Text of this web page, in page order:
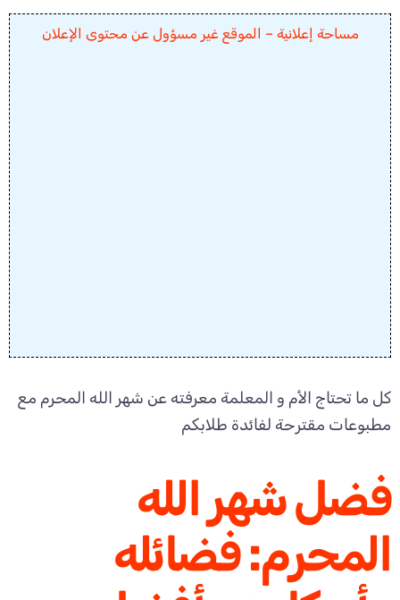
مساحة إعلانية – الموقع غير مسؤول عن محتوى الإعلان
كل ما تحتاج الأم و المعلمة معرفته عن شهر الله المحرم مع
مطبوعات مقترحة لفائدة طلابكم
فضل شهر الله
المحرم: فضائله